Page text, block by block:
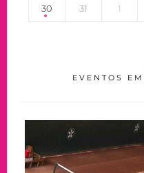
30 31 1
EVENTOS EM